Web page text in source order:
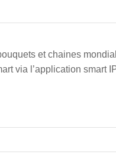
et chaines
via l’application smart